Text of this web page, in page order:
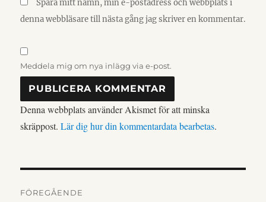
Spara mitt namn, min e-postadress och webbplats i
denna webbläsare till nästa gång jag skriver en kommentar.
Meddela mig om nya inlägg via e-post.
Denna webbplats använder Akismet för att minska
skräppost.Lär dig hur din kommentardata bearbetas.
FÖREGÅENDE